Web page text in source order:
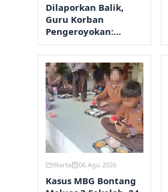
Dilaporkan Balik,
Guru Korban
Pengeroyokan:
Fokusnya Aksi
Kekerasan
Warta 06 Agu 2026
Kasus MBG Bontang